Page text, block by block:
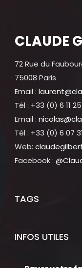
CLAUDE
72 Rue du
75008 Paris
Email :
Tél : +33 (0) 6 11
Email :
Tél : +33 (0) 6 07
Web:
Facebook :
TAGS
INFOS UTILES